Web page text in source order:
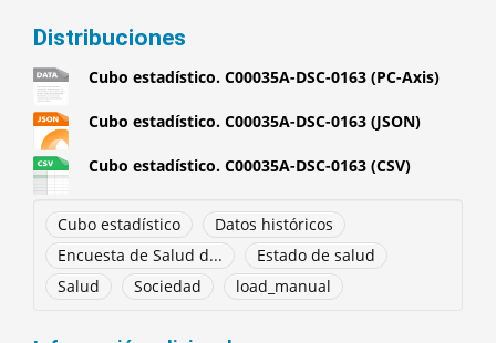
Distribuciones
Cubo estadístico. C00035A-DSC-0163 (PC-Axis)
Cubo estadístico. C00035A-DSC-0163 (JSON)
Cubo estadístico. C00035A-DSC-0163 (CSV)
Cubo estadístico
Datos históricos
Encuesta de Salud d...
Estado de salud
Salud
Sociedad load_manual